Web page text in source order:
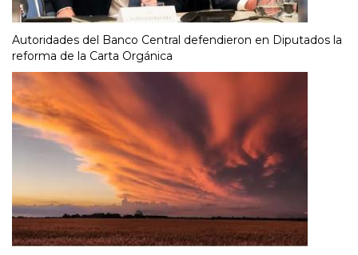
Autoridades del Banco Central defendieron en Diputados la
reforma de la Carta Orgánica